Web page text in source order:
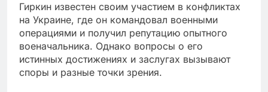
Гиркин известен своим участием в конфликтах
на Украине, где он командовал военными
операциями и получил репутацию опытного
военачальника. Однако вопросы о его
истинных достижениях и заслугах вызывают
споры и разные точки зрения.